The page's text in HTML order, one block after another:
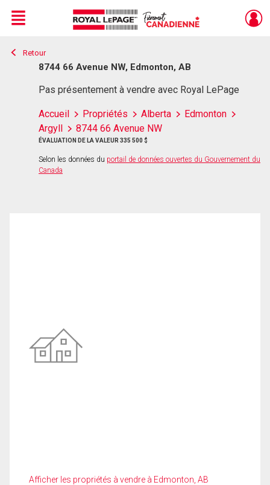
Live
En Direct
Menu
Retour
8744 66 Avenue NW, Edmonton, AB
Pas présentement à vendre avec Royal LePage
Accueil Propriétés Alberta
Edmonton
Argyll
8744 66 Avenue NW
ÉVALUATION DE LA VALEUR 335 500 $
Selon les données du portail de données ouvertes du Gouvernement du
Canada
Afficher les propriétés à vendre à Edmonton, AB